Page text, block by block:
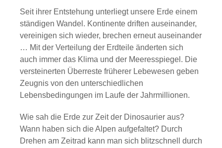
Seit ihrer Entstehung unterliegt unsere Erde einem
ständigen Wandel. Kontinente driften auseinander,
vereinigen sich wieder, brechen erneut auseinander
… Mit der Verteilung der Erdteile änderten sich
auch immer das Klima und der Meeresspiegel. Die
versteinerten Überreste früherer Lebewesen geben
Zeugnis von den unterschiedlichen
Lebensbedingungen im Laufe der Jahrmillionen.
Wie sah die Erde zur Zeit der Dinosaurier aus?
Wann haben sich die Alpen aufgefaltet? Durch
Drehen am Zeitrad kann man sich blitzschnell durch